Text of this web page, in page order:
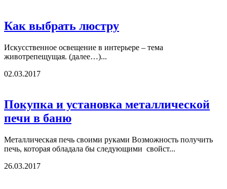
Как выбрать люстру
Искусственное освещение в интерьере – тема
животрепещущая. (далее…)...
02.03.2017
Покупка и установка металлической
печи в баню
Металлическая печь своими руками Возможность получить
печь, которая обладала бы следующими свойст...
26.03.2017